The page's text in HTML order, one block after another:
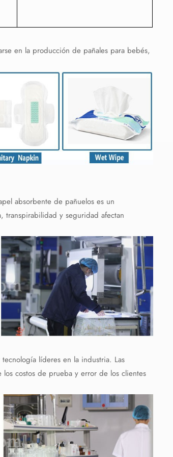
en la producción de pañales para bebés,
absorbente de pañuelos es un
transpirabilidad y seguridad afectan
líderes en la industria. Las
costos de prueba y error de los clientes